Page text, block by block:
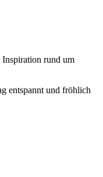
Inspiration rund um
entspannt und fröhlich